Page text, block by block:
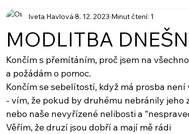
MODLITBA
Iveta Havlová 8. 12. 2023 Minut čtení: 1
Končím s přemítáním, proč jsem na
a požádám o pomoc.
Končím se sebelítostí, když má prosba není
- vím, že pokud by druhému nebránily jeho
nebo naše nevyřízené nelibosti a
Věřím, že druzí jsou dobří a mají mě rádi